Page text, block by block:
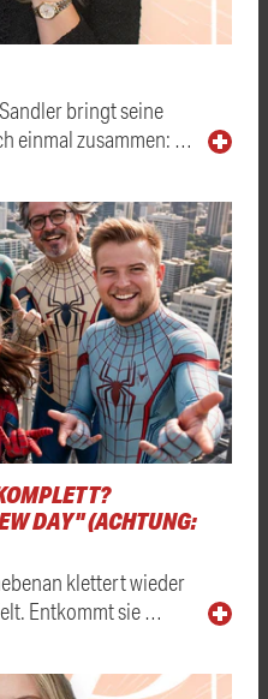
bringt seine
einmal zusammen: …
DAY" (ACHTUNG:
klettert wieder
Entkommt sie …